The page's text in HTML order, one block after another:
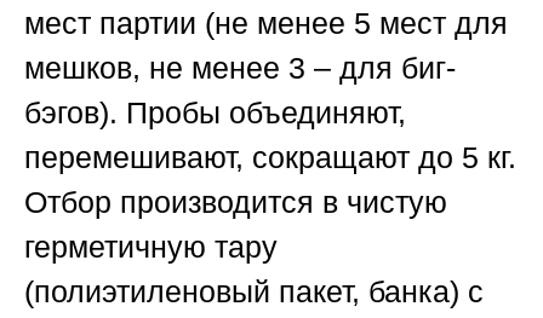
мест партии (не менее 5 мест для
мешков, не менее 3 – для биг-
бэгов). Пробы объединяют,
перемешивают, сокращают до 5 кг.
Отбор производится в чистую
герметичную тару
(полиэтиленовый пакет, банка) с